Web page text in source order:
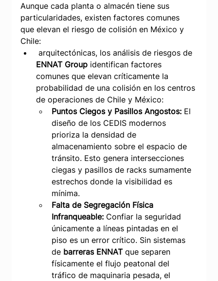
Aunque cada planta o almacén tiene sus
particularidades, existen factores comunes
que elevan el riesgo de colisión en México y
Chile:
arquitectónicas, los análisis de riesgos de
ENNAT Group identifican factores
comunes que elevan críticamente la
probabilidad de una colisión en los centros
de operaciones de Chile y México:
Puntos Ciegos y Pasillos Angostos: El
diseño de los CEDIS modernos
prioriza la densidad de
almacenamiento sobre el espacio de
tránsito. Esto genera intersecciones
ciegas y pasillos de racks sumamente
estrechos donde la visibilidad es
mínima.
Falta de Segregación Física
Infranqueable: Confiar la seguridad
únicamente a líneas pintadas en el
piso es un error crítico. Sin sistemas
de barreras ENNAT que separen
físicamente el flujo peatonal del
tráfico de maquinaria pesada, el